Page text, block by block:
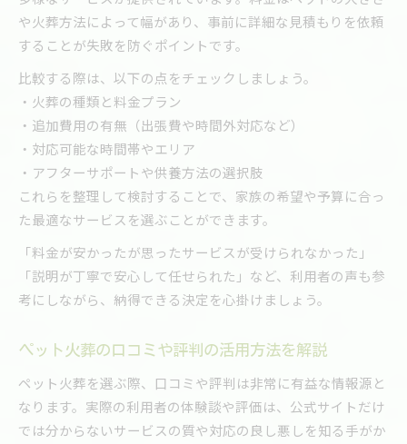
や火葬方法によって幅があり、事前に詳細な見積もりを依頼
することが失敗を防ぐポイントです。
比較する際は、以下の点をチェックしましょう。
・火葬の種類と料金プラン
・追加費用の有無（出張費や時間外対応など）
・対応可能な時間帯やエリア
・アフターサポートや供養方法の選択肢
これらを整理して検討することで、家族の希望や予算に合っ
た最適なサービスを選ぶことができます。
「料金が安かったが思ったサービスが受けられなかった」
「説明が丁寧で安心して任せられた」など、利用者の声も参
考にしながら、納得できる決定を心掛けましょう。
ペット火葬の口コミや評判の活用方法を解説
ペット火葬を選ぶ際、口コミや評判は非常に有益な情報源と
なります。実際の利用者の体験談や評価は、公式サイトだけ
では分からないサービスの質や対応の良し悪しを知る手がか